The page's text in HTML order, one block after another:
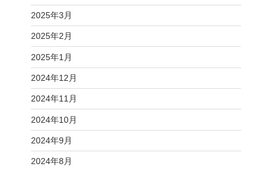
2025年3月
2025年2月
2025年1月
2024年12月
2024年11月
2024年10月
2024年9月
2024年8月